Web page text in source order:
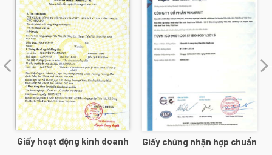
Giấy hoạt động kinh doanh Giấy chứng nhận hợp chuẩn